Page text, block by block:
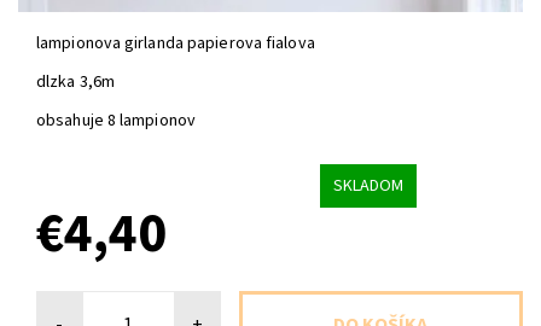
lampionova girlanda papierova fialova
dlzka 3,6m
obsahuje 8 lampionov
SKLADOM
€4,40